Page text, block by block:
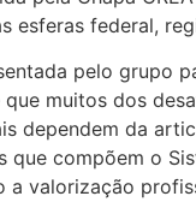
esferas federal,
pelo grupo
muitos dos
dependem da
que compõem o
a valorização